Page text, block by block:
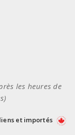
les heures de
et importés